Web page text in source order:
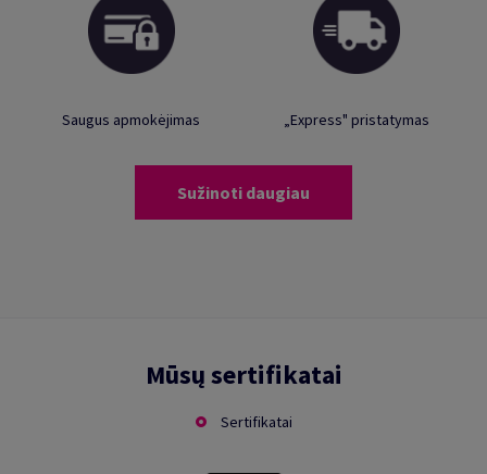
Saugus apmokėjimas „Express" pristatymas
Sužinoti daugiau
Mūsų sertifikatai
Sertifikatai